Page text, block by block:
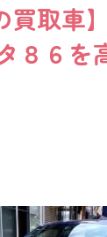
買取車
８６を